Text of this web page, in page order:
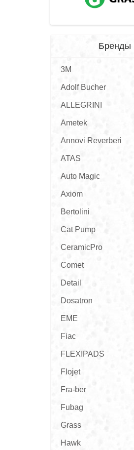
Бренды
3M
Adolf Bucher
ALLEGRINI
Ametek
Annovi Reverberi
ATAS
Auto Magic
Axiom
Bertolini
Cat Pump
CeramicPro
Comet
Detail
Dosatron
EME
Fiac
FLEXIPADS
Flojet
Fra-ber
Fubag
Grass
Hawk